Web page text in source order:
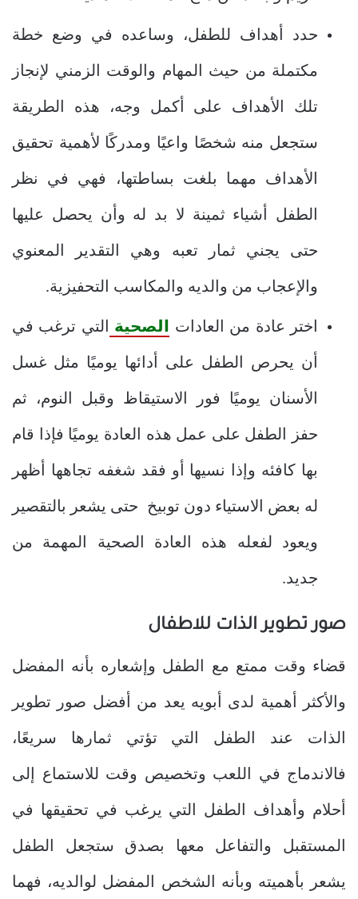
حدد أهداف للطفل، وساعده في وضع خطة
مكتملة من حيث المهام والوقت الزمني لإنجاز
تلك الأهداف على أكمل وجه، هذه الطريقة
ستجعل منه شخصًا واعيًا ومدركًا لأهمية تحقيق
الأهداف مهما بلغت بساطتها، فهي في نظر
الطفل أشياء ثمينة لا بد له وأن يحصل عليها
حتى يجني ثمار تعبه وهي التقدير المعنوي
والإعجاب من والديه والمكاسب التحفيزية.
اختر عادة من العادات الصحية التي ترغب في
أن يحرص الطفل على أدائها يوميًا مثل غسل
الأسنان يوميًا فور الاستيقاظ وقبل النوم، ثم
حفز الطفل على عمل هذه العادة يوميًا فإذا قام
بها كافئه وإذا نسيها أو فقد شغفه تجاهها أظهر
له بعض الاستياء دون توبيخ حتى يشعر بالتقصير
ويعود لفعله هذه العادة الصحية المهمة من
جديد.
صور تطوير الذات للاطفال
قضاء وقت ممتع مع الطفل وإشعاره بأنه المفضل
والأكثر أهمية لدى أبويه يعد من أفضل صور تطوير
الذات عند الطفل التي تؤتي ثمارها سريعًا،
فالاندماج في اللعب وتخصيص وقت للاستماع إلى
أحلام وأهداف الطفل التي يرغب في تحقيقها في
المستقبل والتفاعل معها بصدق ستجعل الطفل
يشعر بأهميته وبأنه الشخص المفضل لوالديه، فهما